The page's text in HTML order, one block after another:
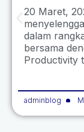
20 Maret,
dalam
bersama
Productivity
adminblog